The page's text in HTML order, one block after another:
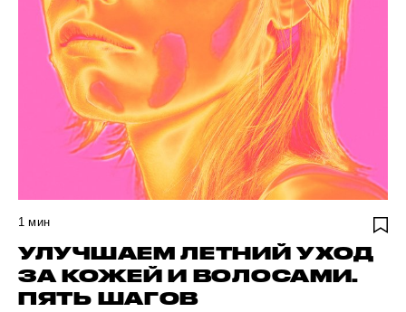
1 мин
УЛУЧШАЕМ ЛЕТНИЙ УХОД
ЗА КОЖЕЙ И ВОЛОСАМИ.
ПЯТЬ ШАГОВ